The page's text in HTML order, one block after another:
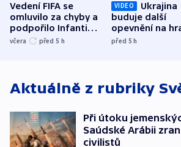
Vedení FIFA se
omluvilo za chyby a
podpořilo Infantina.
UEFA trvá na
včera před 5 h
VIDEO
Ukrajina
buduje další
opevnění na
s Běloruskem
před 5h
Aktuálně z rubriky
Při útoku
Saúdské Arábii
civilistů